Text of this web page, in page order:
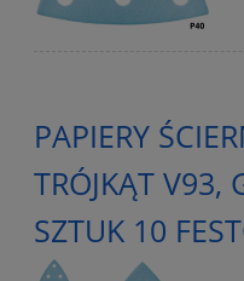
PAPIERY
TRÓJKĄT V93,
SZTUK 10